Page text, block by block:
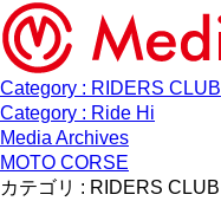
Category : RIDERS CLUB
Category : Ride Hi
Media Archives
MOTO CORSE
カテゴリ : RIDERS CLUB